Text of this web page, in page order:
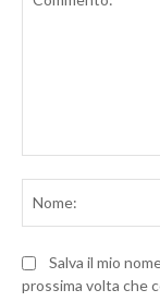
Salva il mio
prossima volta che